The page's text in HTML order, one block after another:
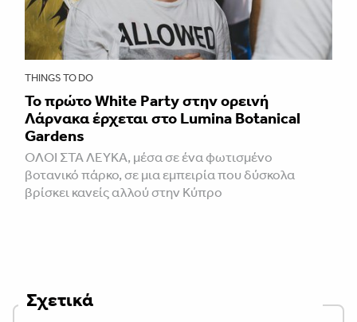
THINGS TO DO
Το πρώτο White Party στην ορεινή
Λάρνακα έρχεται στο Lumina Botanical
Gardens
ΌΛΟΙ ΣΤΑ ΛΕΥΚΆ, μέσα σε ένα φωτισμένο
βοτανικό πάρκο, σε μια εμπειρία που δύσκολα
βρίσκει κανείς αλλού στην Κύπρο
Σχετικά